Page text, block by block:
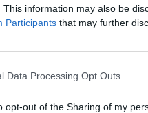
This information may also be
Participants that may further
Data Processing Opt Outs
opt-out of the Sharing of my
pořádně rozjeli, ale
rozhodl jsem se nenechat
úspěch. Po nedávné
aquatlonu a triatlonu.